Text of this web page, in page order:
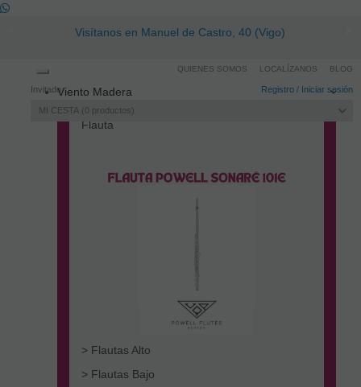
Visítanos en Manuel de Castro, 40 (Vigo)
Invitado Registro / Iniciar sesión
MI CESTA 0 productos
QUIENES SOMOS LOCALÍZANOS BLOG
navigation
Viento Madera
Flauta
> Flautas Alto
> Flautas Bajo